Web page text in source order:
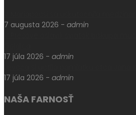
7 augusta 2026 - admin
17 júla 2026 - admin
17 júla 2026 - admin
NAŠA FARNOSŤ